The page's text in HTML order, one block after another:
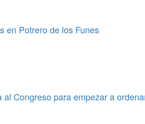
en Potrero de los Funes
Congreso para empezar a